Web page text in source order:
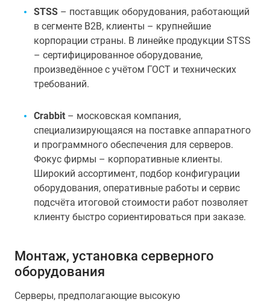
STSS – поставщик оборудования, работающий
в сегменте B2B, клиенты – крупнейшие
корпорации страны. В линейке продукции STSS
– сертифицированное оборудование,
произведённое с учётом ГОСТ и технических
требований.
Crabbit – московская компания,
специализирующаяся на поставке аппаратного
и программного обеспечения для серверов.
Фокус фирмы – корпоративные клиенты.
Широкий ассортимент, подбор конфигурации
оборудования, оперативные работы и сервис
подсчёта итоговой стоимости работ позволяет
клиенту быстро сориентироваться при заказе.
Монтаж, установка серверного
оборудования
Серверы, предполагающие высокую